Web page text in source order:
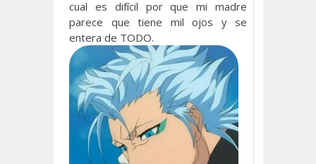
cual es difícil por que mi madre
parece que tiene mil ojos y se
entera de TODO.